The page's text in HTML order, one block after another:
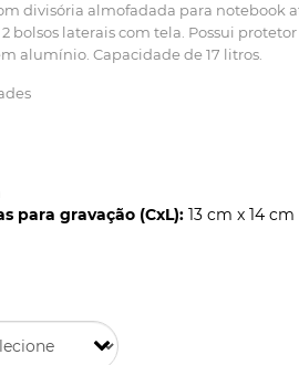
divisória almofadada para notebook
bolsos laterais com tela. Possui protetor
alumínio. Capacidade de 17 litros.
para gravação (CxL): 13 cm x 14 cm